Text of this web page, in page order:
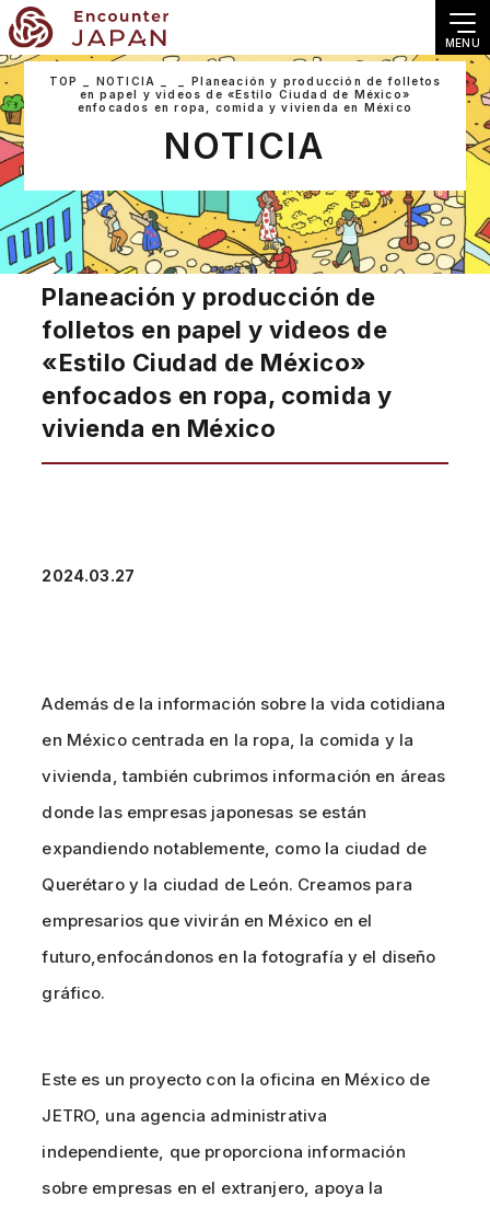
MENU
TOP NOTICIA
Planeación y producción de folletos
en papel y videos de «Estilo Ciudad de México»
enfocados en ropa, comida y vivienda en México
NOTICIA
Planeación y producción de
folletos en papel y videos de
«Estilo Ciudad de México»
enfocados en ropa, comida y
vivienda en México
2024.03.27
Además de la información sobre la vida cotidiana
en México centrada en la ropa, la comida y la
vivienda, también cubrimos información en áreas
donde las empresas japonesas se están
expandiendo notablemente, como la ciudad de
Querétaro y la ciudad de León. Creamos para
empresarios que vivirán en México en el
futuro,enfocándonos en la fotografía y el diseño
gráfico.
Este es un proyecto con la oficina en México de
JETRO, una agencia administrativa
independiente, que proporciona información
sobre empresas en el extranjero, apoya la